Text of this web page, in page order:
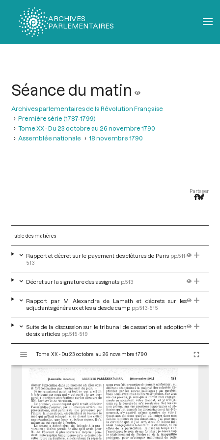
ARCHIVES
PARLEMENTAIRES
Séance du matin
Archives parlementaires de la Révolution Française
Première série (1787-1799)
Tome XX - Du 23 octobre au 26 novembre 1790
Assemblée nationale
18 novembre 1790
Partager
Table des matières
Rapport et décret sur le payement des clôtures de Paris pp.511-
513
Décret sur la signature des assignats p.513
Rapport par M. Alexandre de Lameth et décrets sur les
adjudants généraux et les aides de camp pp.513-515
Suite de la discussion sur le tribunal de cassation et adoption
de six articles pp.515-519
s
Tome XX - Du 23 octobre au 26 novembre 1790